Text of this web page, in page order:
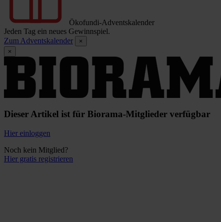
Ökofundi-Adventskalender
Jeden Tag ein neues Gewinnspiel.
Zum Adventskalender
×
×
Dieser Artikel ist für Biorama-Mitglieder verfügbar
Hier einloggen
Noch kein Mitglied?
Hier gratis registrieren